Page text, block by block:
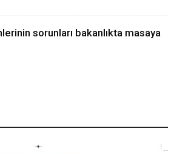
sorunları bakanlıkta masaya